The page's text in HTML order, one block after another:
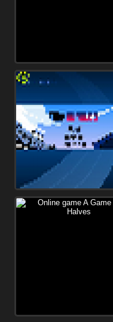
персонажей, более
ваших рекородов :)